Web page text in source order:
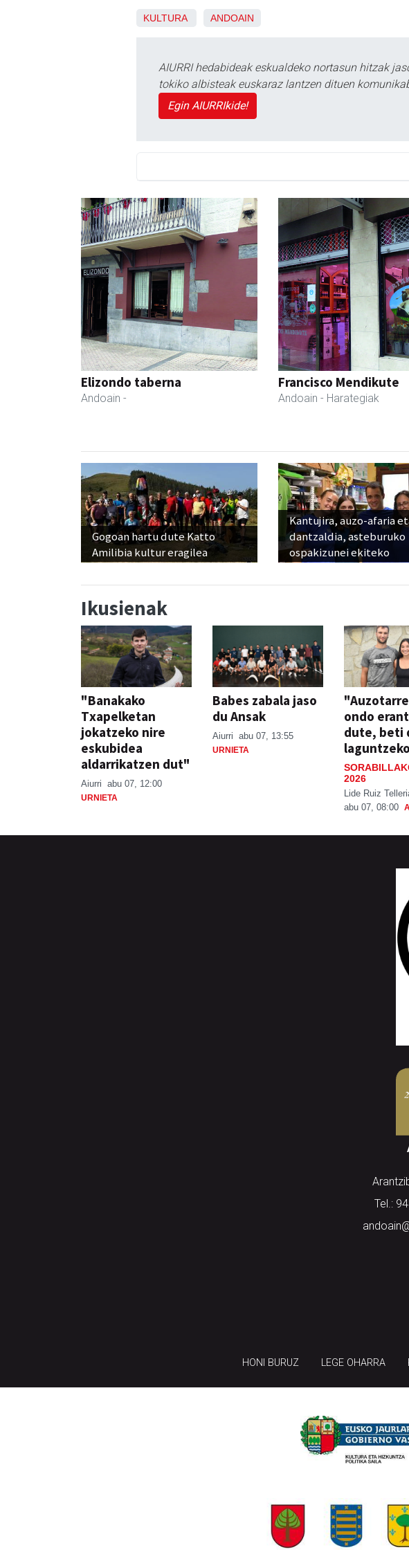
KULTURA ANDOAIN
AIURRI hedabideak eskualdeko nortasun hitzak
tokiko albisteak euskaraz lantzen dituen
Egin AIURRIkide!
Elizondo taberna
Andoain -
Francisco Mendikute
Andoain - Harategiak
Gogoan hartu dute Katto
Amilibia kultur eragilea
Kantujira, auzo-afaria
dantzaldia, asteburuko
ospakizunei ekiteko
Ikusienak
"Banakako
Txapelketan
jokatzeko nire
eskubidea
aldarrikatzen dut"
Aiurri abu 07, 12:00
URNIETA
Babes zabala jaso
du Ansak
Aiurri abu 07, 13:55
URNIETA
ondo
dute, beti
2026
Lide Ruiz
abu 07, 08:00
Tel.:
HONI BURUZ LEGE OHARRA